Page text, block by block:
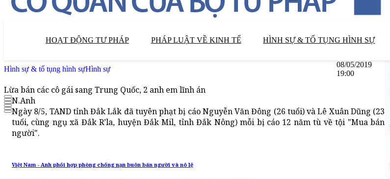
HOẠT ĐỘNG TƯ PHÁP PHÁP LUẬT VỀ KINH TẾ HÌNH SỰ & TỐ TỤNG HÌNH SỰ
Hình sự & tố tụng hình sựHình sự
08/05/2019
19:00
Lừa bán các cô gái sang Trung Quốc, 2 anh em lĩnh án
N.Anh
Ngày 8/5, TAND tỉnh Đắk Lắk đã tuyên phạt bị cáo Nguyễn Văn Đông (26 tuổi) và Lê Xuân Dũng (23
tuổi, cùng ngụ xã Đắk R’la, huyện Đắk Mil, tỉnh Đắk Nông) mỗi bị cáo 12 năm tù về tội "Mua bán
người".
Việt Nam - Anh phối hợp phòng chống nạn buôn bán người và nô lệ